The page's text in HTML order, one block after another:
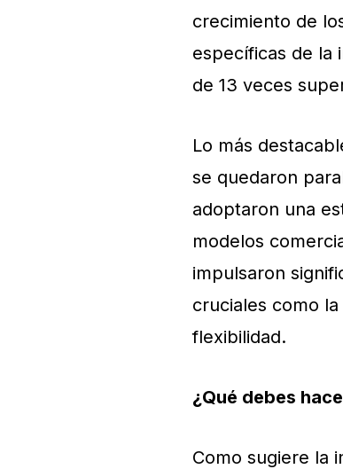
crecimiento de
específicas de la
de 13 veces
Lo más
se quedaron
adoptaron una
modelos
impulsaron
cruciales como
flexibilidad.
¿Qué debes
Como sugiere la